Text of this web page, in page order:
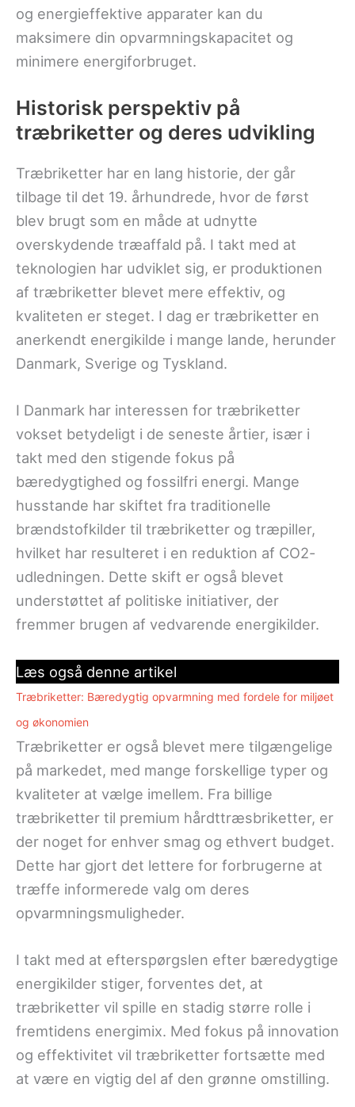
og energieffektive apparater kan du
maksimere din opvarmningskapacitet og
minimere energiforbruget.
Historisk perspektiv på
træbriketter og deres udvikling
Træbriketter har en lang historie, der går
tilbage til det 19. århundrede, hvor de først
blev brugt som en måde at udnytte
overskydende træaffald på. I takt med at
teknologien har udviklet sig, er produktionen
af træbriketter blevet mere effektiv, og
kvaliteten er steget. I dag er træbriketter en
anerkendt energikilde i mange lande, herunder
Danmark, Sverige og Tyskland.
I Danmark har interessen for træbriketter
vokset betydeligt i de seneste årtier, især i
takt med den stigende fokus på
bæredygtighed og fossilfri energi. Mange
husstande har skiftet fra traditionelle
brændstofkilder til træbriketter og træpiller,
hvilket har resulteret i en reduktion af CO2-
udledningen. Dette skift er også blevet
understøttet af politiske initiativer, der
fremmer brugen af vedvarende energikilder.
Læs også denne artikel
Træbriketter: Bæredygtig opvarmning med fordele for miljøet
og økonomien
Træbriketter er også blevet mere tilgængelige
på markedet, med mange forskellige typer og
kvaliteter at vælge imellem. Fra billige
træbriketter til premium hårdttræsbriketter, er
der noget for enhver smag og ethvert budget.
Dette har gjort det lettere for forbrugerne at
træffe informerede valg om deres
opvarmningsmuligheder.
I takt med at efterspørgslen efter bæredygtige
energikilder stiger, forventes det, at
træbriketter vil spille en stadig større rolle i
fremtidens energimix. Med fokus på innovation
og effektivitet vil træbriketter fortsætte med
at være en vigtig del af den grønne omstilling.